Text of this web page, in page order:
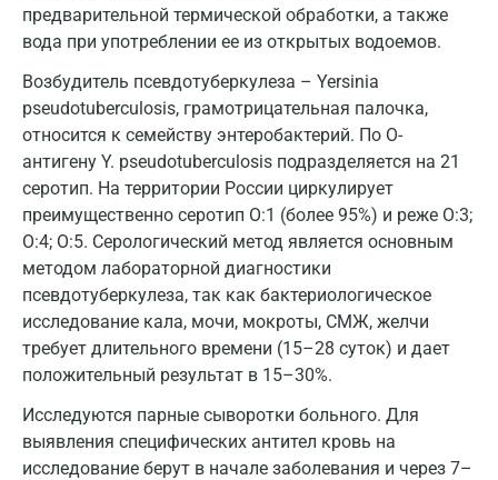
предварительной термической обработки, а также
вода при употреблении ее из открытых водоемов.
Возбудитель псевдотуберкулеза – Yersinia
pseudotuberculosis, грамотрицательная палочка,
относится к семейству энтеробактерий. По О-
антигену Y. pseudotuberculosis подразделяется на 21
серотип. На территории России циркулирует
преимущественно серотип О:1 (более 95%) и реже О:3;
О:4; О:5. Серологический метод является основным
методом лабораторной диагностики
псевдотуберкулеза, так как бактериологическое
исследование кала, мочи, мокроты, СМЖ, желчи
требует длительного времени (15–28 суток) и дает
положительный результат в 15–30%.
Исследуются парные сыворотки больного. Для
выявления специфических антител кровь на
исследование берут в начале заболевания и через 7–
Звенигород
Зеленоград
Иваново
Ивантеевка
Ижевск
Истра
Йошкар-Ола
Калининград
Калуга
Ковров